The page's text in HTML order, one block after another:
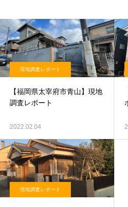
現地調査レポート
【福岡県太宰府市青山】現地
調査レポート
2022.02.04
現地調査レポート